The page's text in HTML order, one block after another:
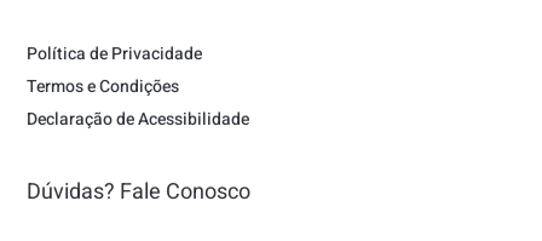
Dúvidas? Fale Conosco
Termos e Condições
Política de Privacidade
Declaração de Acessibilidade